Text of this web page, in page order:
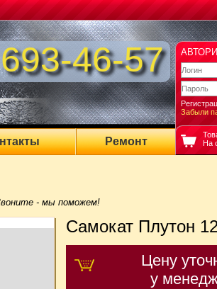
Забыли
На
46-57
Ремонт
- мы поможем!
Самокат Плутон
Цену
у